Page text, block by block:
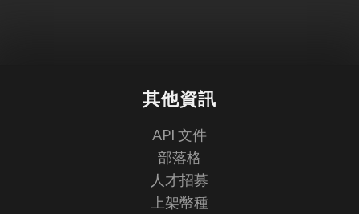
其他資訊
API 文件
部落格
人才招募
上架幣種